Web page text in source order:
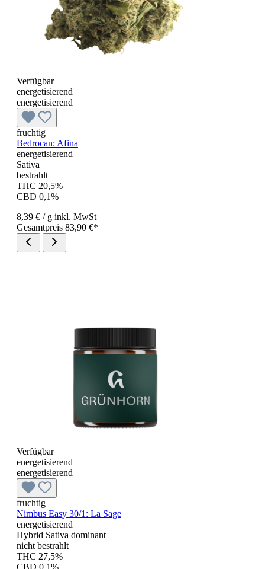
Verfügbar
energetisierend
energetisierend
fruchtig
Bedrocan: Afina
energetisierend
Sativa
bestrahlt
THC 20,5%
CBD 0,1%
8,39 € / g inkl. MwSt
Gesamtpreis 83,90 €*
Verfügbar
energetisierend
energetisierend
fruchtig
Nimbus Easy 30/1: La Sage
energetisierend
Hybrid Sativa dominant
nicht bestrahlt
THC 27,5%
CBD 0,1%